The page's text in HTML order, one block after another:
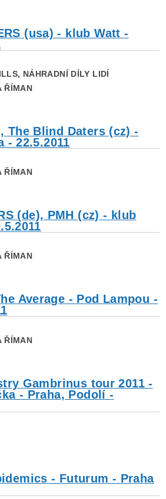
(usa) - klub Watt -
NÁHRADNÍ DÍLY LIDÍ
ŘÍMAN
The Blind Daters (cz) -
- 22.5.2011
ŘÍMAN
(de), PMH (cz) - klub
ŘÍMAN
Average - Pod Lampou -
ŘÍMAN
Gambrinus tour 2011 -
- Praha, Podolí -
- Futurum - Praha